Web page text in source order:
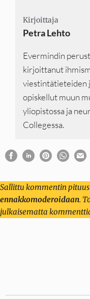
Kirjoittaja
Petra Lehto
Evermindin
kirjoittanut
viestintätieteiden
opiskellut muun
yliopistossa ja
Collegessa.
Sallittu kommentin
ennakkomoderoidaan.
julkaisematta